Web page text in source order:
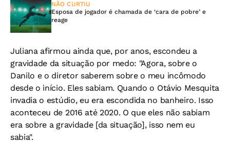
NÃO CURTIU
Esposa de jogador é chamada de ‘cara de pobre’ e
reage
Juliana afirmou ainda que, por anos, escondeu a
gravidade da situação por medo: "Agora, sobre o
Danilo e o diretor saberem sobre o meu incômodo
desde o início. Eles sabiam. Quando o Otávio Mesquita
invadia o estúdio, eu era escondida no banheiro. Isso
aconteceu de 2016 até 2020. O que eles não sabiam
era sobre a gravidade [da situação], isso nem eu
sabia".